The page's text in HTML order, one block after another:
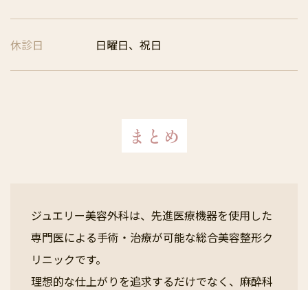
休診日 日曜日、祝日
まとめ
ジュエリー美容外科は、先進医療機器を使用した
専門医による手術・治療が可能な総合美容整形ク
リニックです。
理想的な仕上がりを追求するだけでなく、麻酔科